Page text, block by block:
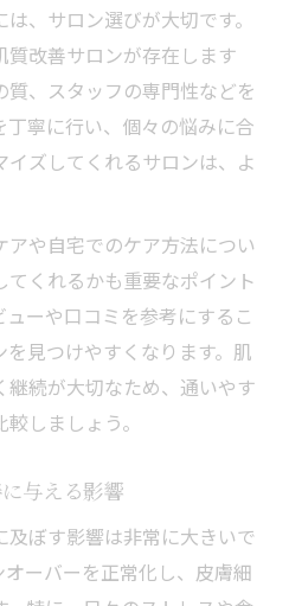
美しい透明感の秘訣
のスキンケア活用法
透明感が増す理由
感アップのミネラル術
感ケア最新事情
とミネラルの重要性
用前に知るべきこと
肌診断のポイント
質改善に及ぼす影響
生活習慣アドバイス
、サロン選びが大切です。
改善サロンが存在します
、スタッフの専門性などを
寧に行い、個々の悩みに合
ズしてくれるサロンは、よ
アや自宅でのケア方法につい
くれるかも重要なポイント
ーや口コミを参考にするこ
見つけやすくなります。肌
続が大切なため、通いやす
しましょう。
与える影響
及ぼす影響は非常に大きいで
ーバーを正常化し、皮膚細